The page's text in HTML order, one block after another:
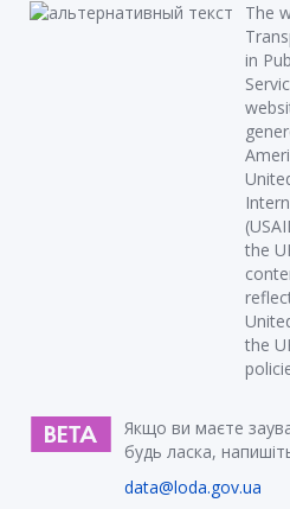
The
in
the
the
Якщо ви маєте
будь ласка,
data@loda.gov.ua